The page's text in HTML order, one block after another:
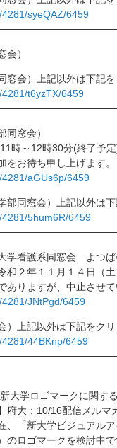
syeQAZ/6459
会）
窓会）上記以外は下記
t6yzTX/6459
同窓会）
時～12時30分(終了予
をお待ち申し上げます。
aGUs6p/6459
部同窓会）上記以外は
5hum6R/6459
学看護系同窓会 よつば
和２年１１月１４日（
ありますが、中止させて
JNtPgd/6459
）上記以外は下記をク
44BKnp/6459
学ロゴマークに関す
府大：10/16配信メル
、「新大学ビジュアル
のロゴマークを検討中で